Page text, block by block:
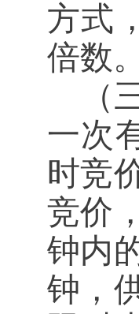
方式
倍数。
（
一次
时竞
竞价
钟内
钟，